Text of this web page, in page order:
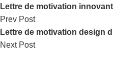
Lettre de motivation
Prev Post
Lettre de motivation design
Next Post